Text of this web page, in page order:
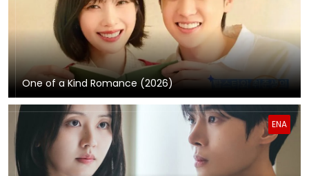
One of a Kind Romance (2026)
ENA